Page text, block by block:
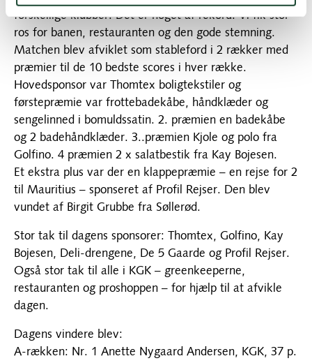
forskellige klubber. Det er noget af rekord. Vi fik stor
ros for banen, restauranten og den gode stemning.
Matchen blev afviklet som stableford i 2 rækker med
præmier til de 10 bedste scores i hver række.
Hovedsponsor var Thomtex boligtekstiler og
førstepræmie var frottebadekåbe, håndklæder og
sengelinned i bomuldssatin. 2. præmien en badekåbe
og 2 badehåndklæder. 3..præmien Kjole og polo fra
Golfino. 4 præmien 2 x salatbestik fra Kay Bojesen.
Et ekstra plus var der en klappepræmie – en rejse for 2
til Mauritius – sponseret af Profil Rejser. Den blev
vundet af Birgit Grubbe fra Søllerød.
Stor tak til dagens sponsorer: Thomtex, Golfino, Kay
Bojesen, Deli-drengene, De 5 Gaarde og Profil Rejser.
Også stor tak til alle i KGK – greenkeeperne,
restauranten og proshoppen – for hjælp til at afvikle
dagen.
Dagens vindere blev:
A-rækken: Nr. 1 Anette Nygaard Andersen, KGK, 37 p.